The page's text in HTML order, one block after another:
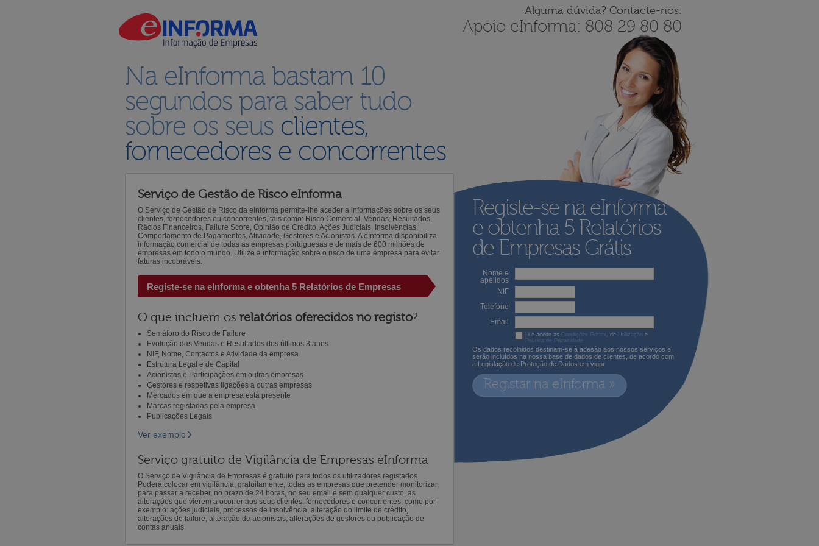
Alguma dúvida? Contacte-nos:
Apoio eInforma: 808 29 80 80
Registe-se na eInforma
e obtenha5 Relatórios
de Empresas Grátis
Nome e
apelidos
NIF
Telefone
Email
Li e aceito as Condições Gerais , de Utilização e
Política de Privacidade
Os dados recolhidos destinam-se à adesão aos nossos serviços e
serão incluídos na nossa base de dados de clientes, de acordo com
a Legislação de Proteção de Dados em vigor
Registar na eInforma »
Na eInforma bastam 10
segundos para saber tudo
sobre os seus clientes,
fornecedores e concorrentes
Serviço de Gestão de Risco eInforma
O Serviço de Gestão de Risco da eInforma permite-lhe aceder a informações sobre os seus
clientes, fornecedores ou concorrentes, tais como: Risco Comercial, Vendas, Resultados,
Rácios Financeiros, Failure Score, Opinião de Crédito, Ações Judiciais, Insolvências,
Comportamento de Pagamentos, Atividade, Gestores e Acionistas. A eInforma disponibiliza
informação comercial de todas as empresas portuguesas e de mais de 600 milhões de
empresas em todo o mundo. Utilize a informação sobre o risco de uma empresa para evitar
faturas incobráveis.
Registe-se na eInforma e obtenha 5 Relatórios de Empresas
O que incluem os relatórios oferecidos no registo?
Semáforo do Risco de Failure
Evolução das Vendas e Resultados dos últimos 3 anos
NIF, Nome, Contactos e Atividade da empresa
Estrutura Legal e de Capital
Acionistas e Participações em outras empresas
Gestores e respetivas ligações a outras empresas
Mercados em que a empresa está presente
Marcas registadas pela empresa
Publicações Legais
Ver exemplo
Serviço gratuito de Vigilância de Empresas eInforma
O Serviço de Vigilância de Empresas é gratuito para todos os utilizadores registados.
Poderá colocar em vigilância, gratuitamente, todas as empresas que pretender monitorizar,
para passar a receber, no prazo de 24 horas, no seu email e sem qualquer custo, as
alterações que vierem a ocorrer aos seus clientes, fornecedores e concorrentes, como por
exemplo: ações judiciais, processos de insolvência, alteração do limite de crédito,
alterações de failure, alteração de acionistas, alterações de gestores ou publicação de
contas anuais.